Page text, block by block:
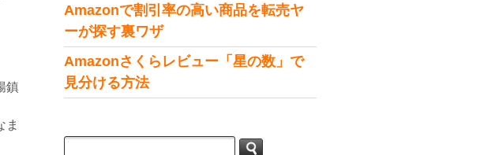
鎮
ま
Amazonで割引率の高い商品を転売ヤ
ーが探す裏ワザ
Amazonさくらレビュー「星の数」で
見分ける方法